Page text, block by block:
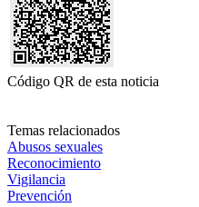
Código QR de esta noticia
Temas relacionados
Abusos sexuales
Reconocimiento
Vigilancia
Prevención